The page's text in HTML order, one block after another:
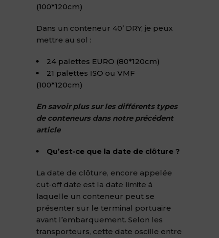
(100*120cm)
Dans un conteneur 40’ DRY, je peux
mettre au sol :
24 palettes EURO (80*120cm)
21 palettes ISO ou VMF
(100*120cm)
En savoir plus sur les différents types
de conteneurs dans notre précédent
article
Qu’est-ce que la date de clôture ?
La date de clôture, encore appelée
cut-off date est la date limite à
laquelle un conteneur peut se
présenter sur le terminal portuaire
avant l’embarquement. Selon les
transporteurs, cette date oscille entre